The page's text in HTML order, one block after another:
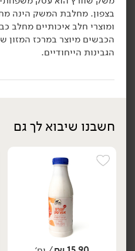
הוספה לסל
8.90
₪/ יח׳
מעדן חלבון עם בוטנים
ופצפוצים מקורמלים -
170 גרם
הוספה לסל
בצפון. מחלבת המשק הינה
ומוצרי חלב איכותיים מחלב
הכבשים מיוצר במרכז המזון
הגבינות הייחודיים.
חשבנו שיבוא לך גם